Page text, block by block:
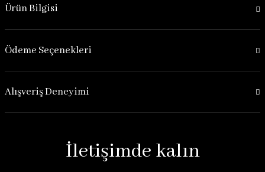
Ürün Bilgisi
Ödeme Seçenekleri
Alışveriş Deneyimi
İletişimde kalın